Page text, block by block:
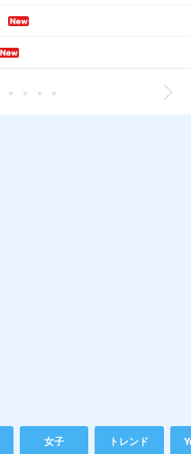
女子 トレンド